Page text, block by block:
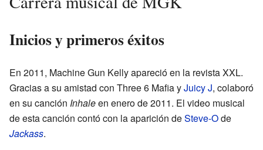
Inicios y primeros éxitos
En 2011, Machine Gun Kelly apareció en la revista XXL.
Gracias a su amistad con Three 6 Mafia yJuicy J, colaboró
en su canción Inhaleen enero de 2011. El video musical
de esta canción contó con la aparición deSteve-Ode
Jackass.